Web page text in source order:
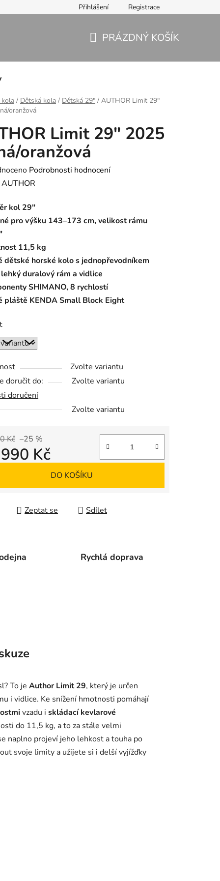
Přihlášení Registrace
PRÁZDNÝ KOŠÍK
kola / Dětská kola / Dětská 29" / AUTHOR Limit 29"
oranžová
Limit 29" 2025
oranžová
Podrobnosti hodnocení
AUTHOR
kol 29"
pro výšku 143–173 cm, velikost rámu
11,5 kg
dětské horské kolo s jednopřevodníkem
duralový rám a vidlice
SHIMANO, 8 rychlostí
pláště KENDA Small Block Eight
Zvolte variantu
doručit do:
Zvolte variantu
doručení
Zvolte variantu
Kč –25 %
Kč
DO KOŠÍKU
Zeptat se Sdílet
Rychlá doprava
To je Author Limit 29, který je určen
i vidlice. Ke snížení hmotnosti pomáhají
vzadu i skládací kevlarové
do 11,5 kg, a to za stále velmi
naplno projeví jeho lehkost a touha po
svoje limity a užijete si i delší vyjížďky